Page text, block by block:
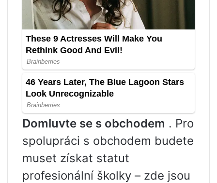
Domluvte se s obchodem . Pro
spolupráci s obchodem budete
muset získat statut
profesionální školky – zde jsou